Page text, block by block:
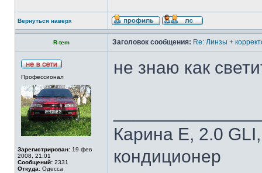
Вернуться наверх
R-tem Заголовок сообщения: Re: Линзы +
Профессионал
Зарегистрирован: 19 фев
2008, 21:01
Сообщений: 2331
Откуда: Одесса
не знаю как
Карина Е, 2.0
кондиционер